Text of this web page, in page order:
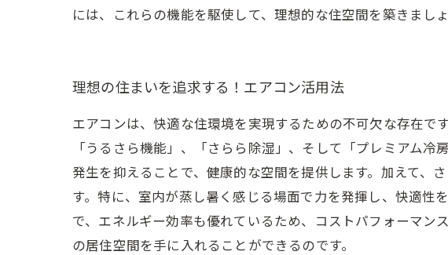
には、これらの機能を駆使して、理想的な住空間を築きまし
理想の住まいを追求する！エアコン活用法
エアコンは、快適な住環境を実現するための不可欠な存在で
「うるさら機能」、「さらら除湿」、そして「プレミアム
発生を抑えることで、健康的な空間を提供します。加えて、
す。特に、室内が蒸し暑く感じる場面で力を発揮し、快適
で、エネルギー効率も優れているため、コストパフォーマ
の居住空間を手に入れることができるのです。